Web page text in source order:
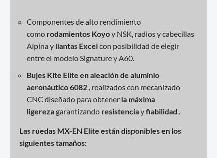
Componentes de alto rendimiento
como rodamientos Koyoy NSK, radios y cabecillas
Alpina y llantas Excelcon posibilidad de elegir
entre el modelo Signature y A60.
Bujes Kite Elite en aleación de aluminio
aeronáutico 6082 , realizados con mecanizado
CNC diseñado para obtener la máxima
ligereza garantizando resistenciayfiabilidad .
Las ruedas MX-EN Elite están disponibles en los
siguientes tamaños: